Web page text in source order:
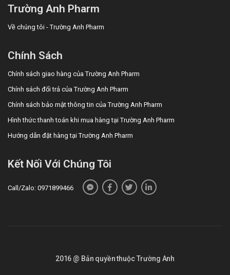
Trường Anh Pharm
Về chúng tôi - Trường Anh Pharm
Chính Sách
Chính sách giao hàng của Trường Anh Pharm
Chính sách đổi trả của Trường Anh Pharm
Chính sách bảo mật thông tin của Trường Anh Pharm
Hình thức thanh toán khi mua hàng tại Trường Anh Pharm
Hướng dẫn đặt hàng tại Trường Anh Pharm
Kết Nối Với Chúng Tôi
Call/Zalo: 0971899466
2016 @ Bản quyền thuộc Trường Anh